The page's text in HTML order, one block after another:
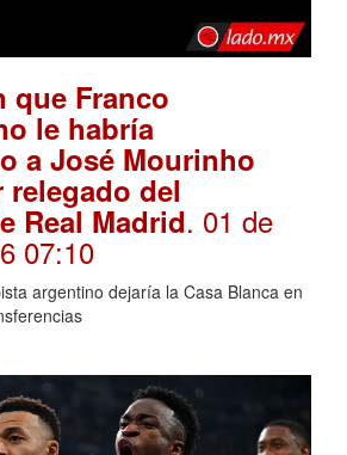
que Franco
le habría
a José Mourinho
relegado del
Real Madrid. 01 de
07:10
argentino dejaría la Casa Blanca en